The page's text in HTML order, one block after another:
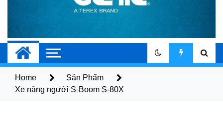
Xe Nâng Người
Genie
Dịch vụ bán và cho thuê xe nâng người
Genie
Home
Sản Phẩm
Xe nâng người S-Boom S-80X